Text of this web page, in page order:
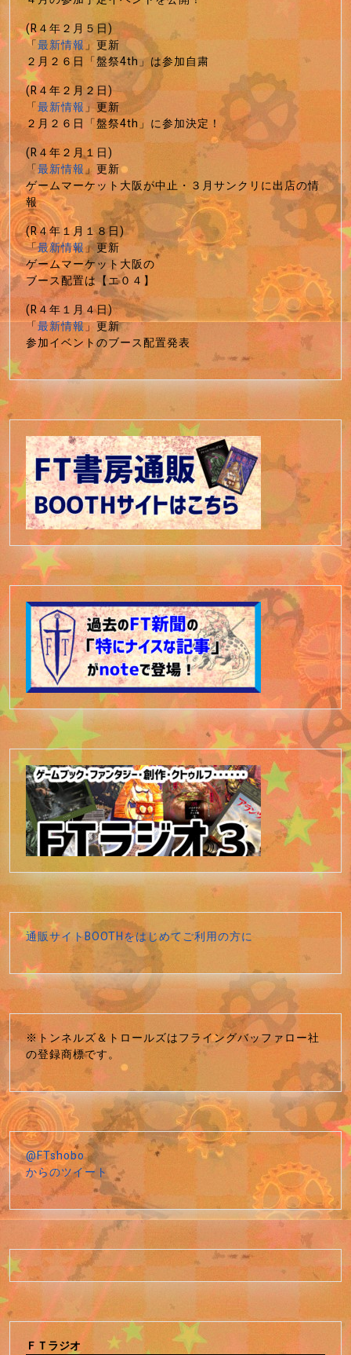
(R４年２月５日)
「最新情報」更新
２月２６日「盤祭4th」は参加自粛
(R４年２月２日)
「最新情報」更新
２月２６日「盤祭4th」に参加決定！
(R４年２月１日)
「最新情報」更新
ゲームマーケット大阪が中止・３月サンクリに出店の情
報
(R４年１月１８日)
「最新情報」更新
ゲームマーケット大阪の
ブース配置は【エ０４】
(R４年１月４日)
「最新情報」更新
参加イベントのブース配置発表
通販サイトBOOTHをはじめてご利用の方に
※トンネルズ＆トロールズはフライングバッファロー社
の登録商標です。
@FTshobo
からのツイート
ＦＴラジオ